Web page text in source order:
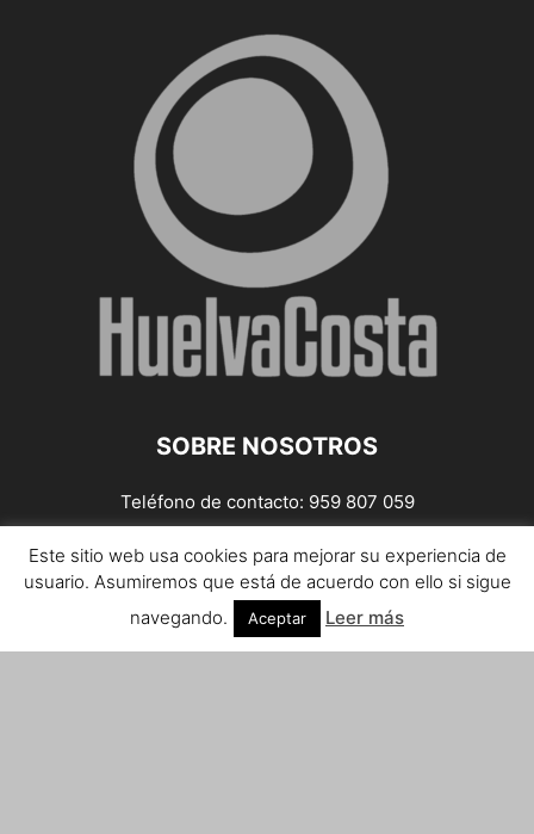
SOBRE NOSOTROS
Teléfono de contacto: 959 807 059
¡Anúnciate!
Envíanos tus notas de prensa a:prensa@huelvacosta.com
Contáctenos:info@huelvacosta.com
Este sitio web usa cookies para mejorar su experiencia de
usuario. Asumiremos que está de acuerdo con ello si sigue
navegando.
Aceptar Leer más